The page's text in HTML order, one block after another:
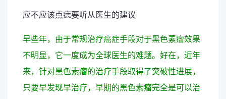
应不应该点痣要听从医生的建议
早些年，由于常规治疗癌症手段对于黑色素瘤效果
不明显，它一度成为全球医生的难题。好在，近年
来，针对黑色素瘤的治疗手段取得了突破性进展，
只要早发现早治疗，早期的黑色素瘤完全是可以治